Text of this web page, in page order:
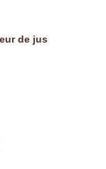
de jus